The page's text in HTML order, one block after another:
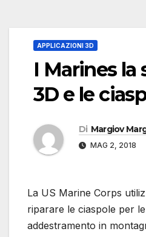
APPLICAZIONI 3D
I Marines la
3D e le
Di Margiov
MAG 2, 2018
La US Marine Corps
riparare le ciaspole per
addestramento in